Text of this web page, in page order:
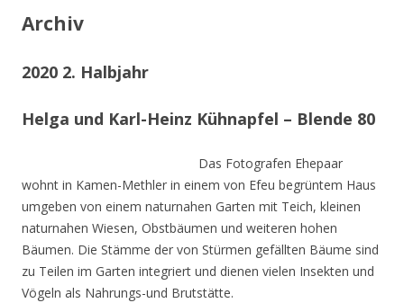
Archiv
2020 2. Halbjahr
Helga und Karl-Heinz Kühnapfel – Blende 80
Das Fotografen Ehepaar
wohnt in Kamen-Methler in einem von Efeu begrüntem Haus
umgeben von einem naturnahen Garten mit Teich, kleinen
naturnahen Wiesen, Obstbäumen und weiteren hohen
Bäumen. Die Stämme der von Stürmen gefällten Bäume sind
zu Teilen im Garten integriert und dienen vielen Insekten und
Vögeln als Nahrungs-und Brutstätte.